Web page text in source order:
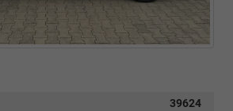
39624